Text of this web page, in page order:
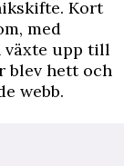
Kort
med
växte upp till
blev hett och
webb.